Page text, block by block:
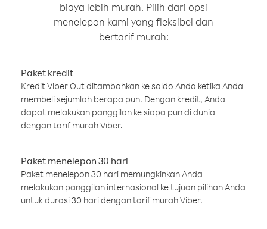
biaya lebih murah. Pilih dari opsi
menelepon kami yang fleksibel dan
bertarif murah:
Paket kredit
Kredit Viber Out ditambahkan ke saldo Anda ketika Anda
membeli sejumlah berapa pun. Dengan kredit, Anda
dapat melakukan panggilan ke siapa pun di dunia
dengan tarif murah Viber.
Paket menelepon 30 hari
Paket menelepon 30 hari memungkinkan Anda
melakukan panggilan internasional ke tujuan pilihan Anda
untuk durasi 30 hari dengan tarif murah Viber.